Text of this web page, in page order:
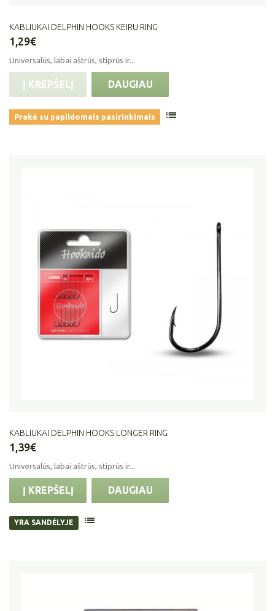
KABLIUKAI DELPHIN HOOKS KEIRU RING
1,29€
Universalūs, labai aštrūs, stiprūs ir...
Į KREPŠELĮ DAUGIAU
Prekė su papildomais pasirinkimais
KABLIUKAI DELPHIN HOOKS LONGER RING
1,39€
Universalūs, labai aštrūs, stiprūs ir...
Į KREPŠELĮ DAUGIAU
YRA SANDĖLYJE